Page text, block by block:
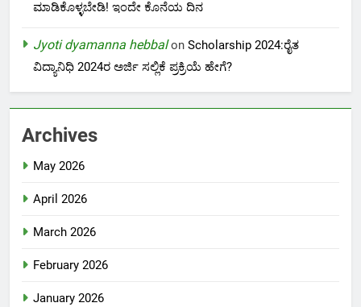
ಮಾಡಿಕೊಳ್ಳಬೇಡಿ! ಇಂದೇ ಕೊನೆಯ ದಿನ
Jyoti dyamanna hebbalon Scholarship 2024:ರೈತ
ವಿದ್ಯಾನಿಧಿ 2024ರ ಅರ್ಜಿ ಸಲ್ಲಿಕೆ ಪ್ರಕ್ರಿಯೆ ಹೇಗೆ?
Archives
May 2026
April 2026
March 2026
February 2026
January 2026